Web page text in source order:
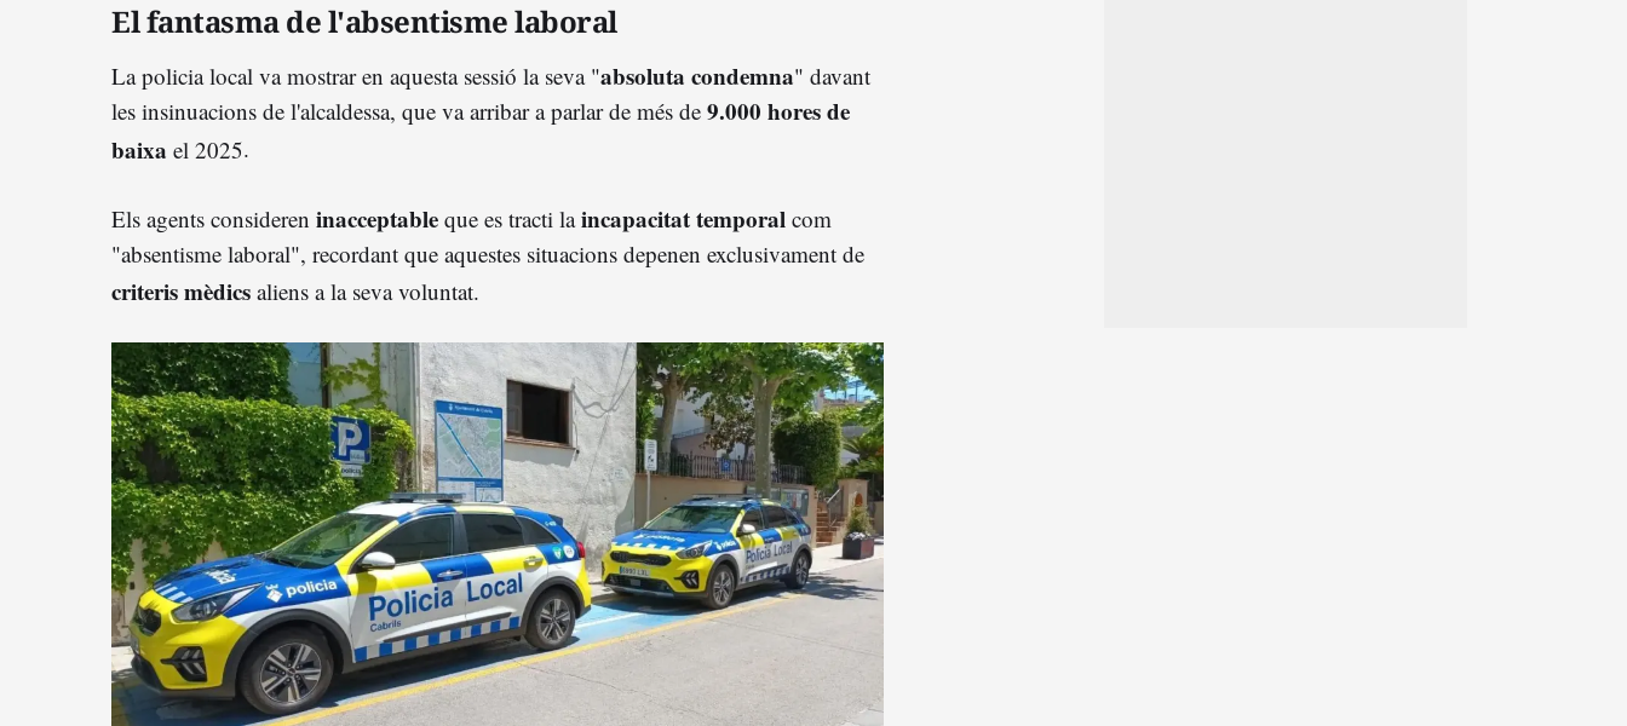
El fantasma de l'absentisme laboral
La policia local va mostrar en aquesta sessió la seva "absoluta condemna" davant
les insinuacions de l'alcaldessa, que va arribar a parlar de més de 9.000 hores de
baixa el 2025.
Els agents consideren inacceptable que es tracti laincapacitat temporal com
"absentisme laboral", recordant que aquestes situacions depenen exclusivament de
criteris mèdics aliens a la seva voluntat.